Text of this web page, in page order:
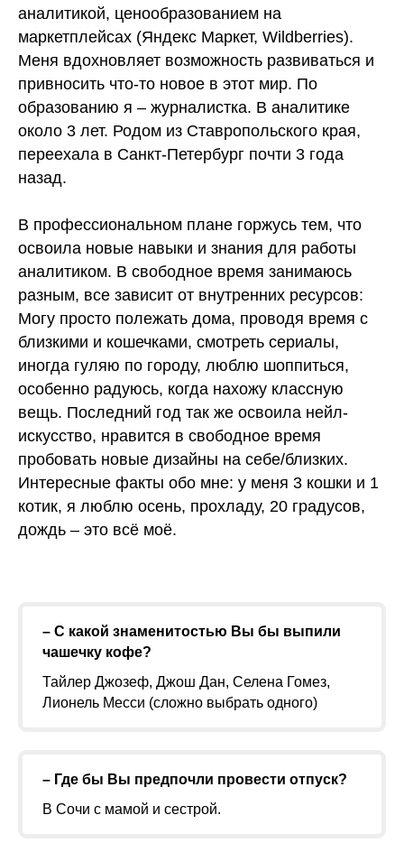
аналитикой, ценообразованием на
маркетплейсах (Яндекс Маркет, Wildberries).
Меня вдохновляет возможность развиваться и
привносить что-то новое в этот мир. По
образованию я – журналистка. В аналитике
около 3 лет. Родом из Ставропольского края,
переехала в Санкт-Петербург почти 3 года
назад.
В профессиональном плане горжусь тем, что
освоила новые навыки и знания для работы
аналитиком. В свободное время занимаюсь
разным, все зависит от внутренних ресурсов:
Могу просто полежать дома, проводя время с
близкими и кошечками, смотреть сериалы,
иногда гуляю по городу, люблю шоппиться,
особенно радуюсь, когда нахожу классную
вещь. Последний год так же освоила нейл-
искусство, нравится в свободное время
пробовать новые дизайны на себе/близких.
Интересные факты обо мне: у меня 3 кошки и 1
котик, я люблю осень, прохладу, 20 градусов,
дождь – это всё моё.
– С какой знаменитостью Вы бы выпили
чашечку кофе?
Тайлер Джозеф, Джош Дан, Селена Гомез,
Лионель Месси (сложно выбрать одного)
– Где бы Вы предпочли провести отпуск?
В Сочи с мамой и сестрой.